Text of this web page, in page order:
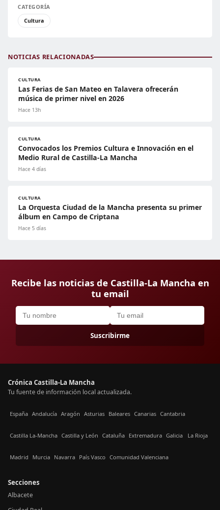
CATEGORÍA
Cultura
NOTICIAS RELACIONADAS
CULTURA
Las Ferias de San Mateo en Talavera ofrecerán
música de primer nivel en 2026
Hace 13h
CULTURA
Convocados los Premios Cultura e Innovación en el
Medio Rural de Castilla-La Mancha
Hace 4 días
CULTURA
La Orquesta Ciudad de la Mancha presenta su primer
álbum en Campo de Criptana
Hace 5 días
Recibe las noticias de Castilla-La Mancha en
tu email
Suscribirme
Crónica Castilla-La Mancha
Tu fuente de información local actualizada.
España Andalucía Aragón Asturias Baleares Canarias Cantabria
Castilla La-Mancha Castilla y León Cataluña Extremadura Galicia La Rioja
Madrid Murcia Navarra País Vasco Comunidad Valenciana
Secciones
Albacete